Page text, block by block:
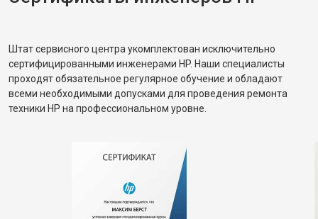
Штат сервисного центра укомплектован исключительно
сертифицированными инженерами HP. Наши специалисты
проходят обязательное регулярное обучение и обладают
всеми необходимыми допусками для проведения ремонта
техники HP на профессиональном уровне.